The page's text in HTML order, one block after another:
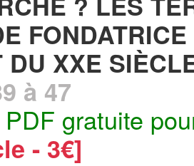
DU XXE
à 47
gratuite
- 3€]